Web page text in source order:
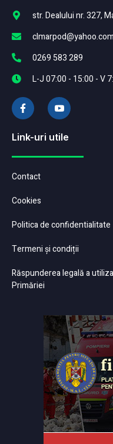
str. Dealului nr. 327,
clmarpod@yahoo.com
0269 583 289
L-J 07:00 - 15:00 - V
Link-uri utile
Contact
Cookies
Politica de confidentialitate
Termeni și condiții
Răspunderea legală a
Primăriei